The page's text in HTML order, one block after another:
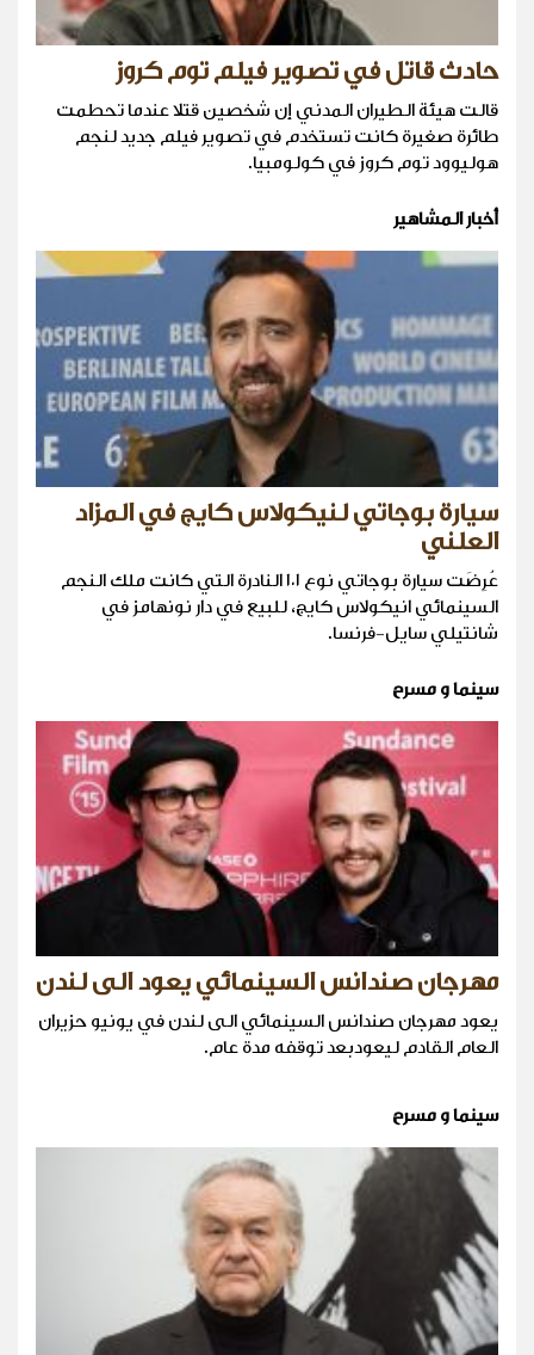
حادث قاتل في تصوير فيلم توم كروز
قالت هيئة الطيران المدني إن شخصين قتلا عندما تحطمت
طائرة صغيرة كانت تستخدم في تصوير فيلم جديد لنجم
هوليوود توم كروز في كولومبيا.
أخبار المشاهير
سيارة بوجاتي لنيكولاس كايج في المزاد
العلني
عُرِضَت سيارة بوجاتي نوع ١٠١ النادرة التي كانت ملك النجم
السينمائي انيكولاس كايج، للبيع في دار نونهامز في
شانتيلي سايل-فرنسا.
سينما و مسرح
مهرجان صندانس السينمائي يعود الى لندن
يعود مهرجان صندانس السينمائي الى لندن في يونيو حزيران
العام القادم ليعودبعد توقفه مدة عام.
سينما و مسرح